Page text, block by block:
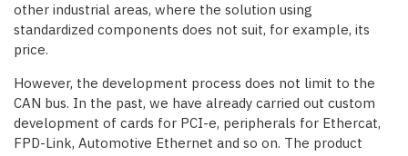
other industrial areas, where the solution using
standardized components does not suit, for example, its
price.
However, the development process does not limit to the
CAN bus. In the past, we have already carried out custom
development of cards for PCI-e, peripherals for Ethercat,
FPD-Link, Automotive Ethernet and so on. The product